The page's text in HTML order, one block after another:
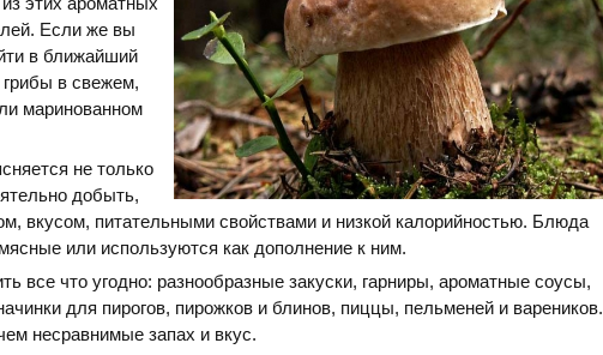
Если же вы
в ближайший
грибы в свежем,
маринованном
не только
добыть,
вкусом, питательными свойствами и низкой калорийностью. Блюда
или используются как дополнение к ним.
все что угодно: разнообразные закуски, гарниры, ароматные соусы,
для пирогов, пирожков и блинов, пиццы, пельменей и вареников.
несравнимые запах и вкус.